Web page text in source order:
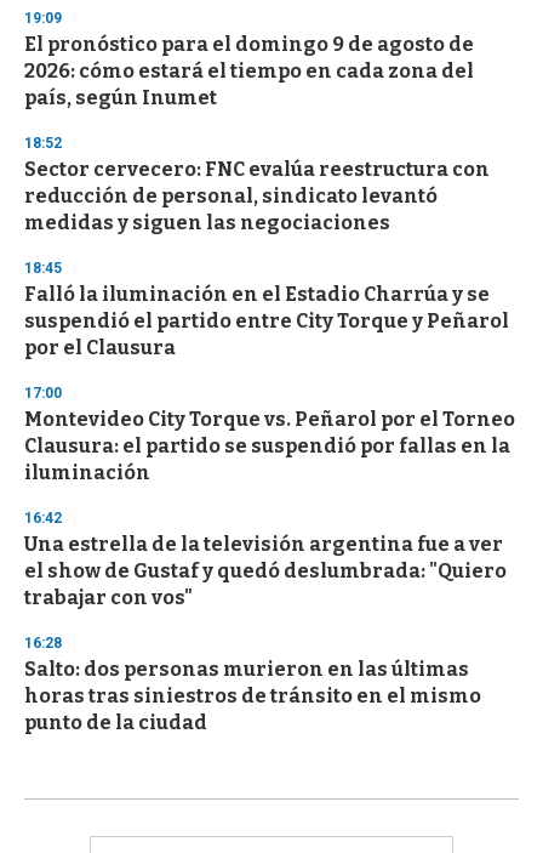
19:09
El pronóstico para el domingo 9 de agosto de
2026: cómo estará el tiempo en cada zona del
país, según Inumet
18:52
Sector cervecero: FNC evalúa reestructura con
reducción de personal, sindicato levantó
medidas y siguen las negociaciones
18:45
Falló la iluminación en el Estadio Charrúa y se
suspendió el partido entre City Torque y Peñarol
por el Clausura
17:00
Montevideo City Torque vs. Peñarol por el Torneo
Clausura: el partido se suspendió por fallas en la
iluminación
16:42
Una estrella de la televisión argentina fue a ver
el show de Gustaf y quedó deslumbrada: "Quiero
trabajar con vos"
16:28
Salto: dos personas murieron en las últimas
horas tras siniestros de tránsito en el mismo
punto de la ciudad